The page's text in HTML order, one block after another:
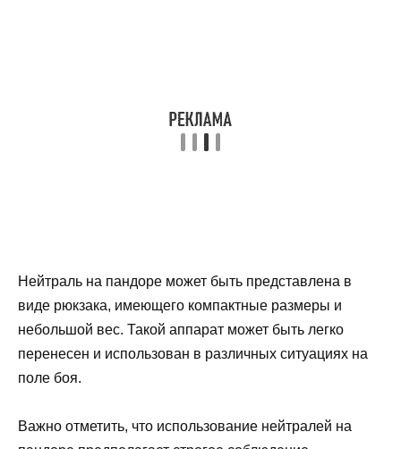
Нейтраль на пандоре может быть представлена в
виде рюкзака, имеющего компактные размеры и
небольшой вес. Такой аппарат может быть легко
перенесен и использован в различных ситуациях на
поле боя.
Важно отметить, что использование нейтралей на